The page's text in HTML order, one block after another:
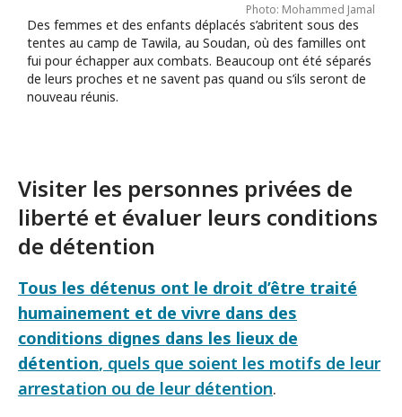
Photo: Mohammed Jamal
Des femmes et des enfants déplacés s’abritent sous des
tentes au camp de Tawila, au Soudan, où des familles ont
fui pour échapper aux combats. Beaucoup ont été séparés
de leurs proches et ne savent pas quand ou s’ils seront de
nouveau réunis.
Visiter les personnes privées de
liberté et évaluer leurs conditions
de détention
Tous les détenus ont le droit d’être traité
humainement et de vivre dans des
conditions dignes dans les lieux de
détention, quels que soient les motifs de leur
arrestation ou de leur détention.